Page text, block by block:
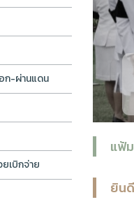
ก-ผ่านแดน
เบิกจ่าย
แฟ้
ยิน